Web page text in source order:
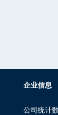
企业信息
公司统计